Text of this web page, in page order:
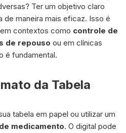
Ter um objetivo claro
de maneira mais eficaz. Isso é
contextos como controle de
de repouso ou em clínicas
é fundamental.
da Tabela
tabela em papel ou utilizar um
medicamento. O digital pode